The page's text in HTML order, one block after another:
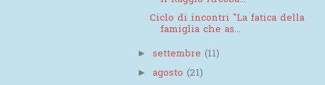
Ciclo di incontri "La fatica della
famiglia che as...
►settembre(11)
►agosto(21)